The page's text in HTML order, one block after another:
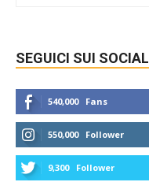
SEGUICI SUI SOCIAL
540,000 Fans
550,000 Follower
9,300 Follower